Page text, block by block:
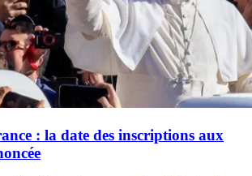
: la date des inscriptions aux